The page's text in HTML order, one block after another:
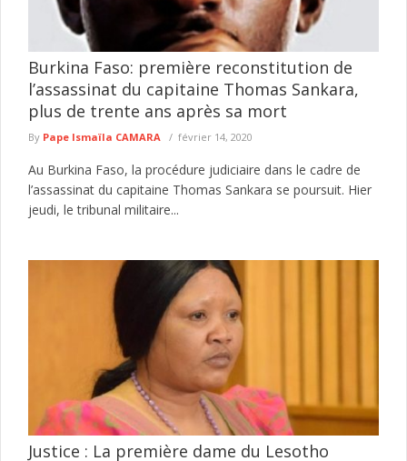
Burkina Faso: première reconstitution de
l’assassinat du capitaine Thomas Sankara,
plus de trente ans après sa mort
By Pape Ismaïla CAMARA février 14, 2020
Au Burkina Faso, la procédure judiciaire dans le cadre de
l’assassinat du capitaine Thomas Sankara se poursuit. Hier
jeudi, le tribunal militaire...
Justice : La première dame du Lesotho